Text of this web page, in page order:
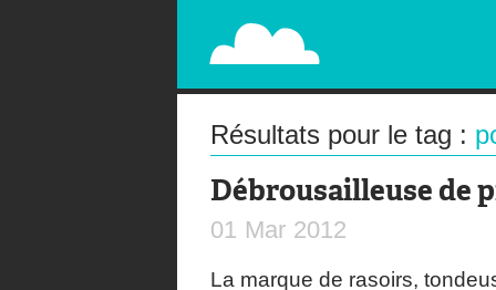
PAPERPLANE
STREET, AMBIENT, GUÉRILLA MARKETING
Résultats pour le tag :
Débrousailleuse de
01 Mar 2012
La marque de rasoirs,